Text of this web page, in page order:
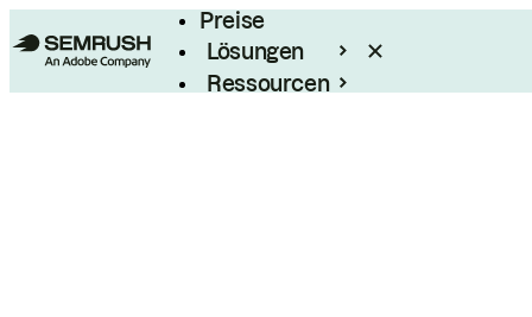
Preise
Lösungen
Ressourcen